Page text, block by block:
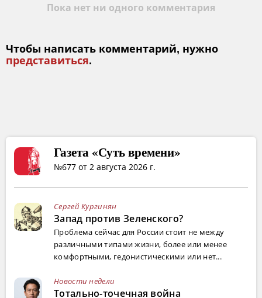
Пока нет ни одного комментария
Чтобы написать комментарий, нужно
представиться.
Газета «Суть времени»
№677 от 2 августа 2026 г.
Сергей Кургинян
Запад против Зеленского?
Проблема сейчас для России стоит не между
различными типами жизни, более или менее
комфортными, гедонистическими или нет...
Новости недели
Тотально-точечная война